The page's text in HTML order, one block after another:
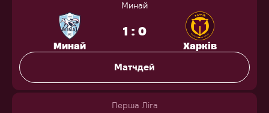
Минай
Минай
1 : 0
Харків
Матчдей
Перша Ліга